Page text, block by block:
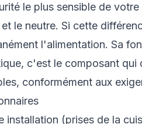
le plus sensible de
le neutre. Si cette
l'alimentation. Sa
c'est le composant
conformément aux
installation (prises de la